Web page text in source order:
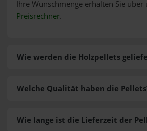
Ihre Wunschmenge erhalten Sie über
Preisrechner.
Wie werden die Holzpellets
Welche Qualität haben die
Wie lange ist die Lieferzeit der